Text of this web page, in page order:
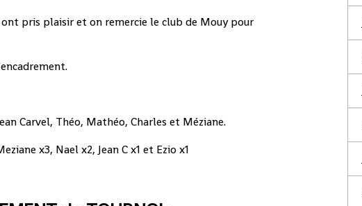
pris plaisir et on remercie le club de Mouy pour
Carvel, Théo, Mathéo, Charles et Méziane.
x3, Nael x2, Jean C x1 et Ezio x1